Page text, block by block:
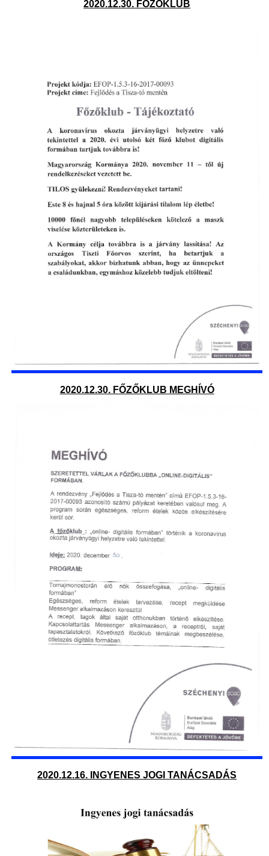
2020.12.30. FŐZŐKLUB
2020.12.30. FŐZŐKLUB MEGHÍVÓ
2020.12.16. INGYENES JOGI TANÁCSADÁS